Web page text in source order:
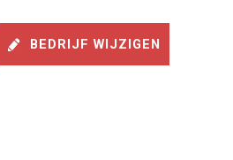
BEDRIJF WIJZIGEN